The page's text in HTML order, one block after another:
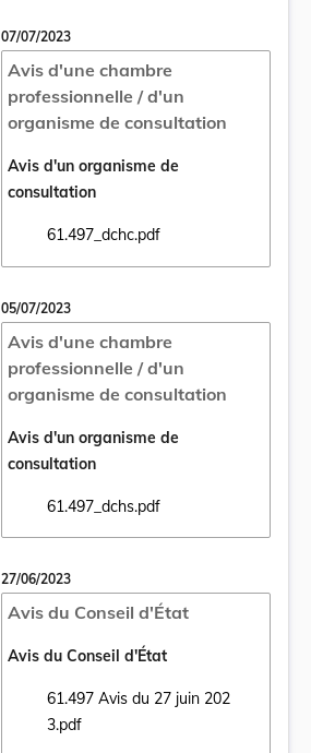
07/07/2023
Avis d'une chambre
professionnelle / d'un
organisme de consultation
Avis d'un organisme de
consultation
61.497_dchc.pdf
Ouvrir le document 61.497_dchc.pdf dans
05/07/2023
Avis d'une chambre
professionnelle / d'un
organisme de consultation
Avis d'un organisme de
consultation
61.497_dchs.pdf
Ouvrir le document 61.497_dchs.pdf dans
27/06/2023
Avis du Conseil d'État
Avis du Conseil d'État
61.497 Avis du 27 juin 202
3.pdf
Ouvrir le document 61.497 Avis du 27